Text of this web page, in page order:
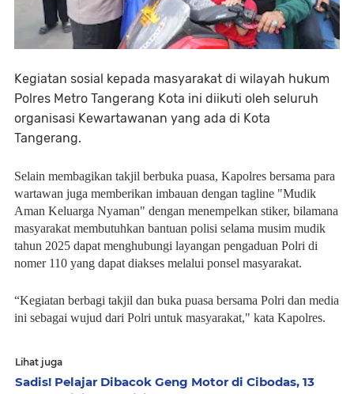
Kegiatan sosial kepada masyarakat di wilayah hukum
Polres Metro Tangerang Kota ini diikuti oleh seluruh
organisasi Kewartawanan yang ada di Kota
Tangerang.
Selain membagikan takjil berbuka puasa, Kapolres bersama para
wartawan juga memberikan imbauan dengan tagline "Mudik
Aman Keluarga Nyaman" dengan menempelkan stiker, bilamana
masyarakat membutuhkan bantuan polisi selama musim mudik
tahun 2025 dapat menghubungi layangan pengaduan Polri di
nomer 110 yang dapat diakses melalui ponsel masyarakat.
“Kegiatan berbagi takjil dan buka puasa bersama Polri dan media
ini sebagai wujud dari Polri untuk masyarakat," kata Kapolres.
Lihat juga
Sadis! Pelajar Dibacok Geng Motor di Cibodas, 13